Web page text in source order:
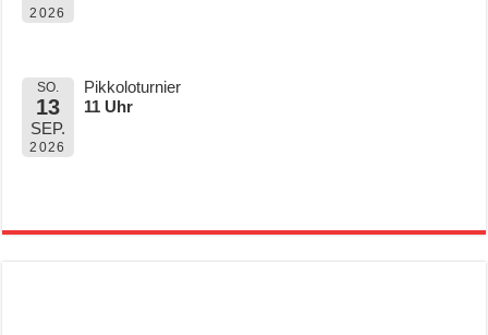
2026
SO.
13
SEP.
2026
Pikkoloturnier
11 Uhr